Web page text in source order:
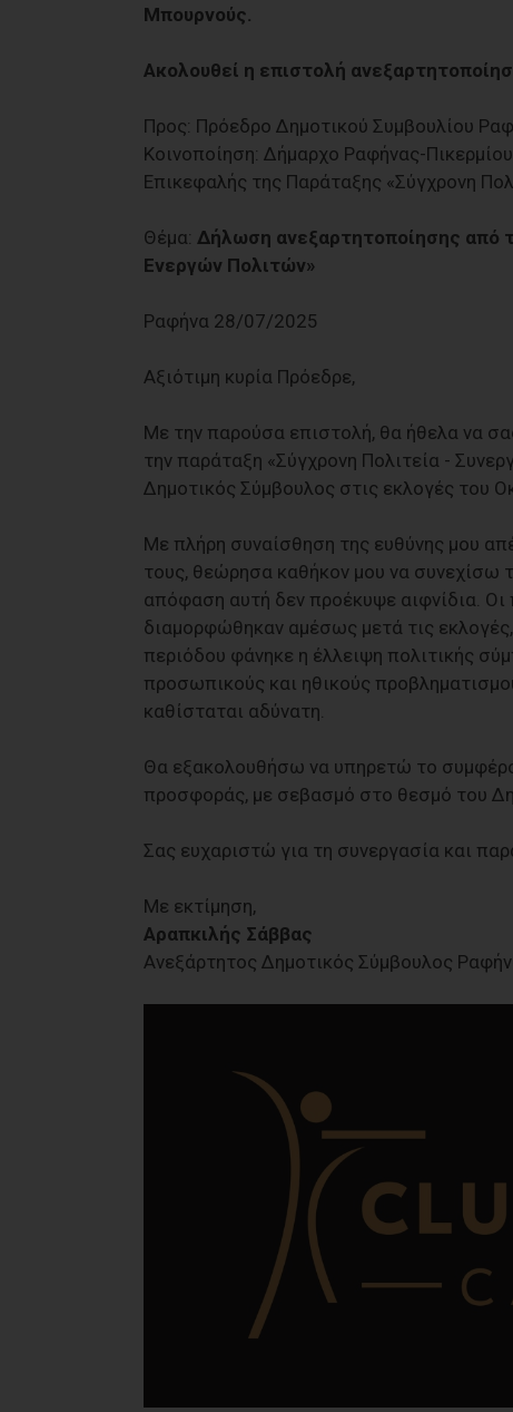
Μπουρνούς.
Ακολουθεί η επιστολή
Προς: Πρόεδρο Δημοτικού Συμβουλίου
Κοινοποίηση: Δήμαρχο Ραφήνας-
Επικεφαλής της Παράταξης «Σύγχρονη
Θέμα: Δήλωση ανεξαρτητοποίησης από
Ενεργών Πολιτών»
Ραφήνα 28/07/2025
Αξιότιμη κυρία Πρόεδρε,
Με την παρούσα επιστολή, θα ήθελα να
την παράταξη «Σύγχρονη Πολιτεία -
Δημοτικός Σύμβουλος στις εκλογές του
Με πλήρη συναίσθηση της ευθύνης μου
τους, θεώρησα καθήκον μου να συνεχίσω
απόφαση αυτή δεν προέκυψε αιφνίδια.
διαμορφώθηκαν αμέσως μετά τις
περιόδου φάνηκε η έλλειψη πολιτικής
προσωπικούς και ηθικούς
καθίσταται αδύνατη.
Θα εξακολουθήσω να υπηρετώ το
προσφοράς, με σεβασμό στο θεσμό του
Σας ευχαριστώ για τη συνεργασία και
Με εκτίμηση,
Αραπκιλής Σάββας
Ανεξάρτητος Δημοτικός Σύμβουλος